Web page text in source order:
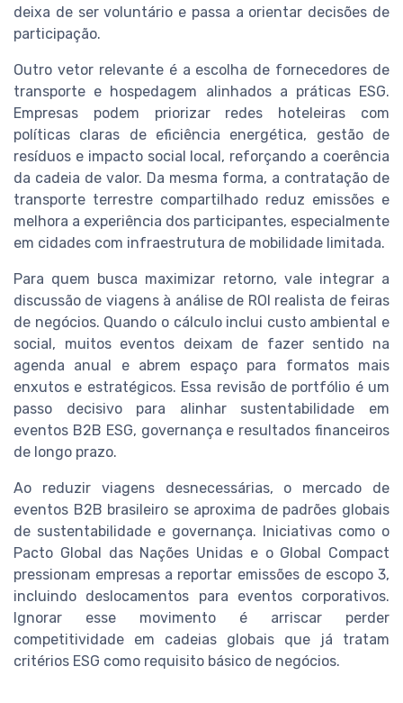
deixa de ser voluntário e passa a orientar decisões de
participação.
Outro vetor relevante é a escolha de fornecedores de
transporte e hospedagem alinhados a práticas ESG.
Empresas podem priorizar redes hoteleiras com
políticas claras de eficiência energética, gestão de
resíduos e impacto social local, reforçando a coerência
da cadeia de valor. Da mesma forma, a contratação de
transporte terrestre compartilhado reduz emissões e
melhora a experiência dos participantes, especialmente
em cidades com infraestrutura de mobilidade limitada.
Para quem busca maximizar retorno, vale integrar a
discussão de viagens à análise de ROI realista de feiras
de negócios. Quando o cálculo inclui custo ambiental e
social, muitos eventos deixam de fazer sentido na
agenda anual e abrem espaço para formatos mais
enxutos e estratégicos. Essa revisão de portfólio é um
passo decisivo para alinhar sustentabilidade em
eventos B2B ESG, governança e resultados financeiros
de longo prazo.
Ao reduzir viagens desnecessárias, o mercado de
eventos B2B brasileiro se aproxima de padrões globais
de sustentabilidade e governança. Iniciativas como o
Pacto Global das Nações Unidas e o Global Compact
pressionam empresas a reportar emissões de escopo 3,
incluindo deslocamentos para eventos corporativos.
Ignorar esse movimento é arriscar perder
competitividade em cadeias globais que já tratam
critérios ESG como requisito básico de negócios.